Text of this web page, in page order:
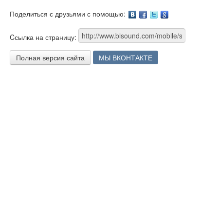
Поделиться с друзьями с помощью:
Cсылка на страницу:
Полная версия сайта МЫ ВКОНТАКТЕ